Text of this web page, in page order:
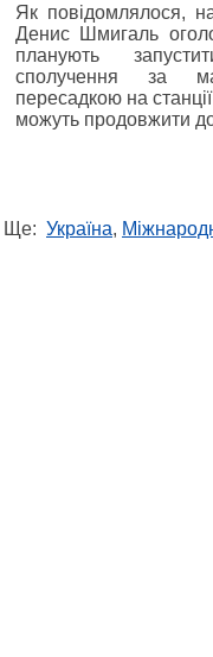
Як повідомлялося,
Денис Шмигаль
планують
сполучення за
пересадкою на
можуть продовжити
Ще: Україна,